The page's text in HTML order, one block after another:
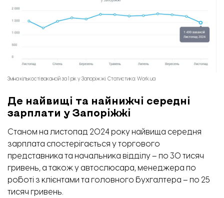
Зміна кількості вакансій за 1 рік у Запоріжжі. Статистика: Work.ua
Де найвищі та найнижчі середні
зарплати у Запоріжжі
Станом на листопад 2024 року найвища середня
зарплата спостерігається у торгового
представника та начальника відділу – по 30 тисяч
гривень, а також у автослюсара, менеджера по
роботі з клієнтами та головного бухгалтера – по 25
тисяч гривень.